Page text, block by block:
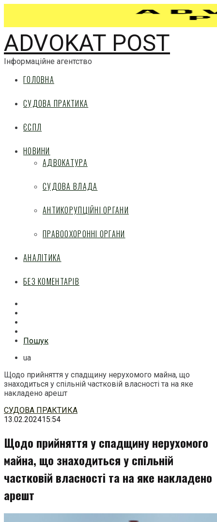
ADVOKAT POST
Інформаційне агентство
ГОЛОВНА
СУДОВА ПРАКТИКА
ЄСПЛ
НОВИНИ
АДВОКАТУРА
СУДОВА ВЛАДА
АНТИКОРУПЦІЙНІ ОРГАНИ
ПРАВООХОРОННІ ОРГАНИ
АНАЛІТИКА
БЕЗ КОМЕНТАРІВ
Пошук
ua
Щодо прийняття у спадщину нерухомого майна, що
знаходиться у спільній частковій власності та на яке
накладено арешт
Перейти
до
СУДОВА ПРАКТИКА
13.02.202415:54
Щодо прийняття у спадщину нерухомого
майна, що знаходиться у спільній
частковій власності та на яке накладено
арешт